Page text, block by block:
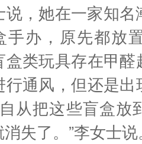
，她在一家知名
手办，原先都放
盒类玩具存在甲
通风，但还是
从把这些盲盒放
失了。”李女士